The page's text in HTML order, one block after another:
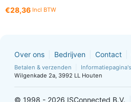
€28,36 Incl BTW
Over ons Bedrijven Contact
Betalen & verzenden
Informatiepagina's
Wilgenkade 2a, 3992 LL Houten
© 1998 - 2026 ISConnected B.V.